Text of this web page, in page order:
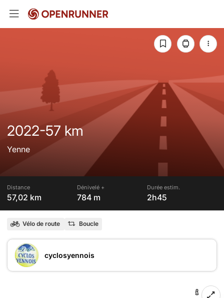
2022-57 km
Yenne
Distance
57,02 km
Dénivelé +
784 m
Durée estim.
2h45
Vélo de route Boucle
cyclosyennois